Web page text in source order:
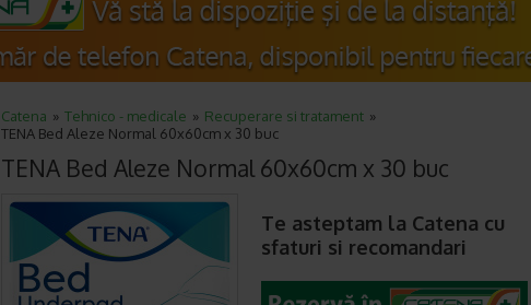
Catena Tehnico - medicale
Recuperare si tratament
TENA Bed Aleze Normal 60x60cm x 30 buc
TENA Bed Aleze Normal 60x60cm x 30 buc
Te asteptam la Catena cu
sfaturi si recomandari